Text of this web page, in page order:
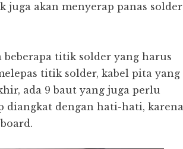
juga akan menyerap panas solder
titik solder yang harus
titik solder, kabel pita yang
ada 9 baut yang juga perlu
diangkat dengan hati-hati, karena